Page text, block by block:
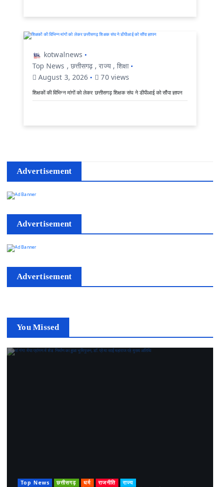
kotwalnews
Top News , छत्तीसगढ़ ,राज्य, शिक्षा
August 3, 2026
70 views
शिक्षकों की विभिन्न मांगों को लेकर छत्तीसगढ़ शिक्षक संघ ने डीपीआई को सौंपा ज्ञापन
Advertisement
Advertisement
Advertisement
You Missed
Top News छत्तीसगढ़ धर्म राजनीति
राज्य